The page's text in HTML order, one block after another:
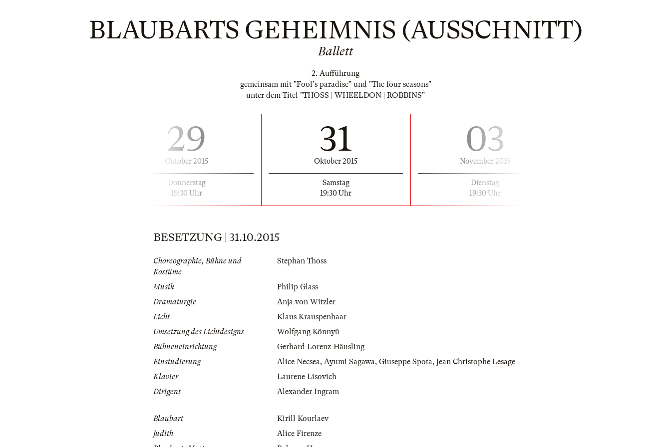
BLAUBARTS GEHEIMNIS (AUSSCHNITT)
Ballett
2. Aufführung
gemeinsam mit "Fool's paradise" und "The four seasons"
unter dem Titel "THOSS | WHEELDON | ROBBINS"
29
Oktober 2015
Donnerstag
19:30 Uhr
31
Oktober 2015
Samstag
19:30 Uhr
03
November 2015
Dienstag
19:30 Uhr
BESETZUNG | 31.10.2015
Choreographie, Bühne und
Kostüme
Stephan Thoss
Musik
Philip Glass
Dramaturgie
Anja von Witzler
Licht
Klaus Krauspenhaar
Umsetzung des Lichtdesigns
Wolfgang Könnyü
Bühneneinrichtung
Gerhard Lorenz-Häusling
Einstudierung
Alice Necsea, Ayumi Sagawa, Giuseppe Spota, Jean Christophe Lesage
Klavier
Laurene Lisovich
Dirigent
Alexander Ingram
Blaubart
Kirill Kourlaev
Judith
Alice Firenze